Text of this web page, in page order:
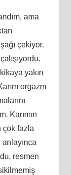
ama
çekiyor,
yakın
orgazm
Karımın
çok fazla
anlayınca
resmen